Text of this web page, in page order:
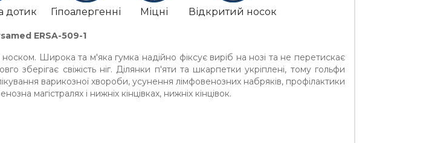
дотик Гіпоалергенні Міцні Відкритий носок
ERSA-509-1
Широка та м'яка гумка надійно фіксує виріб на нозі та не перетискає
зберігає свіжість ніг. Ділянки п'яти та шкарпетки укріплені, тому гольфи
варикозної хвороби, усунення лімфовенозних набряків, профілактики
магістралях і нижніх кінцівках, нижніх кінцівок.